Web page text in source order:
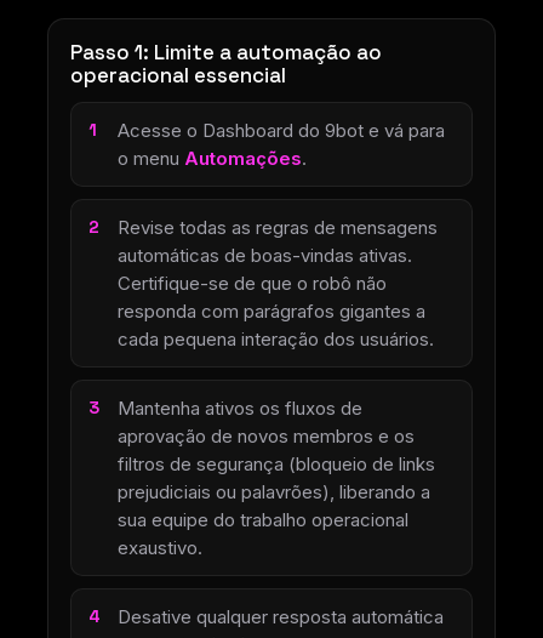
Passo 1: Limite a automação ao
operacional essencial
Acesse o Dashboard do 9bot e vá para
o menu Automações.
Revise todas as regras de mensagens
automáticas de boas-vindas ativas.
Certifique-se de que o robô não
responda com parágrafos gigantes a
cada pequena interação dos usuários.
Mantenha ativos os fluxos de
aprovação de novos membros e os
filtros de segurança (bloqueio de links
prejudiciais ou palavrões), liberando a
sua equipe do trabalho operacional
exaustivo.
Desative qualquer resposta automática